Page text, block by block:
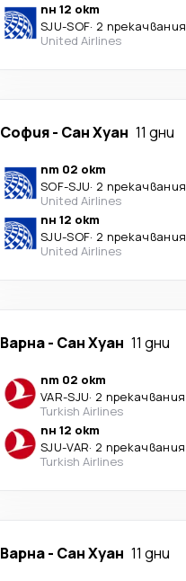
пн 12 окт
SJU-SOF· 2 прекачвания
United Airlines
София- Сан Хуан 11 дни
пт 02 окт
SOF-SJU· 2 прекачвания
United Airlines
пн 12 окт
SJU-SOF· 2 прекачвания
United Airlines
Варна- Сан Хуан 11 дни
пт 02 окт
VAR-SJU· 2 прекачвания
Turkish Airlines
пн 12 окт
SJU-VAR· 2 прекачвания
Turkish Airlines
Варна- Сан Хуан 11 дни